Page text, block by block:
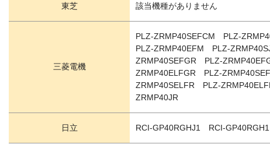
東芝 該当機種がありません
三菱電機
PLZ-ZRMP40SEFCM PLZ-
PLZ-ZRMP40EFM PLZ-
ZRMP40SEFGR PLZ-
ZRMP40ELFGR PLZ-
ZRMP40SELFR PLZ-
ZRMP40JR
日立 RCI-GP40RGHJ1 RCI-